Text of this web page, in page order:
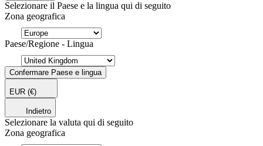
Selezionare il Paese e la lingua qui di seguito
Zona geografica
Paese/Regione - Lingua
Confermare Paese e lingua
EUR (€)
Indietro
Selezionare la valuta qui di seguito
Zona geografica